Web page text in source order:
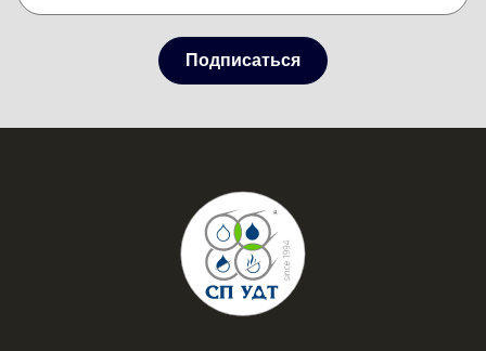
Подписаться